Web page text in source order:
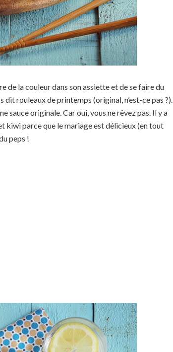
de la couleur dans son assiette et de se faire du
rouleaux de printemps (original, n’est-ce pas ?).
sauce originale. Car oui, vous ne rêvez pas. Il y a
kiwi parce que le mariage est délicieux (en tout
peps !